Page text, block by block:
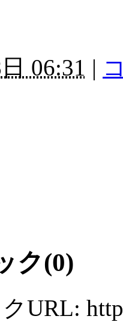
06:31 |
ク(0)
URL: